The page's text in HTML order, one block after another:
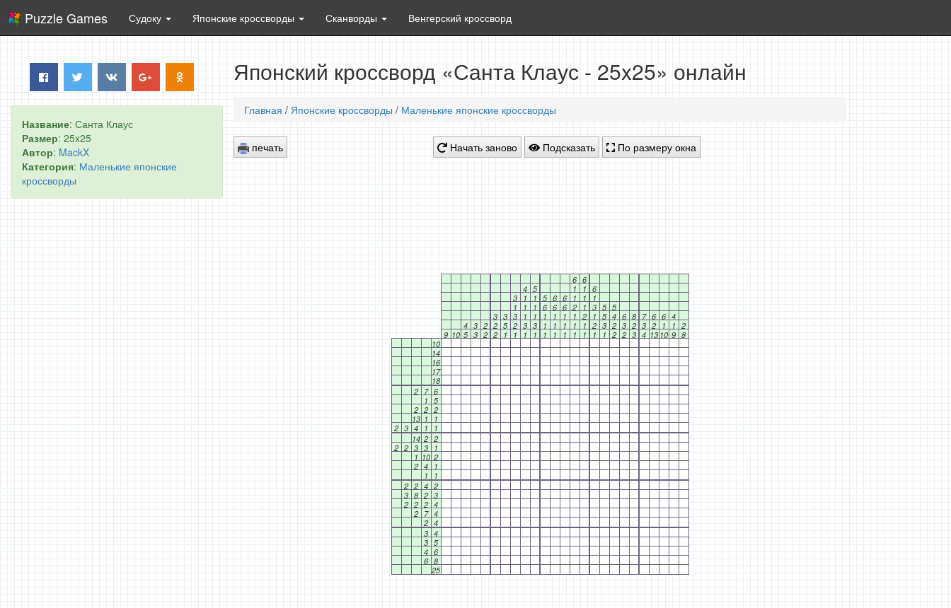
Puzzle Games Судоку Японские кроссворды Сканворды Венгерский кроссворд
Название: Санта Клаус
Размер: 25x25
Автор: MackX
Категория: Маленькие японские
кроссворды
Японский кроссворд «Санта Клаус - 25x25» онлайн
Главная / Японские кроссворды / Маленькие японские кроссворды
печать Начать заново Подсказать По размеру окна
6 6
4 5 1 1 6
3
1 1 5 6 6 1 1
1
1
1 1 6 6 6 2 1 3 5 5
3 3 3 1 1 1 1 1 1 2 1 5 4 6 8 7 6 6 4
4 3 2 2 5 2 3 3 1 1 1 1 1 2 3 2 3 2 3 2 1 1 2
9 10 5 3 2 2 1 1 1 1 1 1 1 1 1 1 1 2 2 3 4 13 10 9 8
10
14
16
17
18
2 7 6
1 5
2 2 2
13 1
1
2 3 4 1
1
14 2 2
2 2 3 3
1
1 10 2
2 4
1
1
1
2 2 4 2
3 8 2 3
2 2 2 4
2 7 4
2 4
3 4
3 5
4 6
6 8
25